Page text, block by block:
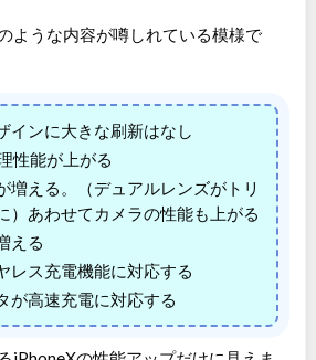
ような内容が噂しれている模様で
インに大きな刷新はなし
性能が上がる
増える。（デュアルレンズがトリ
）あわせてカメラの性能も上がる
える
レス充電機能に対応する
が高速充電に対応する